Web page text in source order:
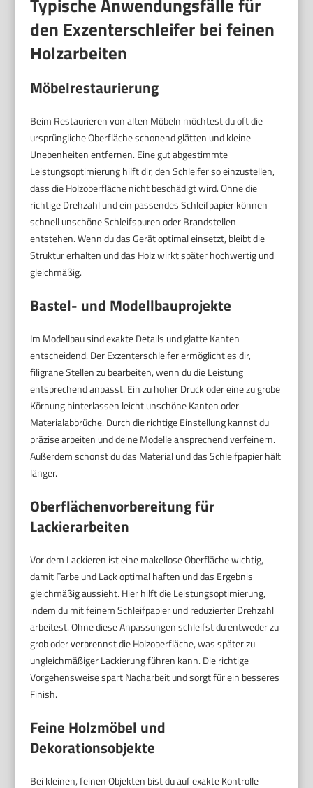
Typische Anwendungsfälle für
den Exzenterschleifer bei feinen
Holzarbeiten
Möbelrestaurierung
Beim Restaurieren von alten Möbeln möchtest du oft die
ursprüngliche Oberfläche schonend glätten und kleine
Unebenheiten entfernen. Eine gut abgestimmte
Leistungsoptimierung hilft dir, den Schleifer so einzustellen,
dass die Holzoberfläche nicht beschädigt wird. Ohne die
richtige Drehzahl und ein passendes Schleifpapier können
schnell unschöne Schleifspuren oder Brandstellen
entstehen. Wenn du das Gerät optimal einsetzt, bleibt die
Struktur erhalten und das Holz wirkt später hochwertig und
gleichmäßig.
Bastel- und Modellbauprojekte
Im Modellbau sind exakte Details und glatte Kanten
entscheidend. Der Exzenterschleifer ermöglicht es dir,
filigrane Stellen zu bearbeiten, wenn du die Leistung
entsprechend anpasst. Ein zu hoher Druck oder eine zu grobe
Körnung hinterlassen leicht unschöne Kanten oder
Materialabbrüche. Durch die richtige Einstellung kannst du
präzise arbeiten und deine Modelle ansprechend verfeinern.
Außerdem schonst du das Material und das Schleifpapier hält
länger.
Oberflächenvorbereitung für
Lackierarbeiten
Vor dem Lackieren ist eine makellose Oberfläche wichtig,
damit Farbe und Lack optimal haften und das Ergebnis
gleichmäßig aussieht. Hier hilft die Leistungsoptimierung,
indem du mit feinem Schleifpapier und reduzierter Drehzahl
arbeitest. Ohne diese Anpassungen schleifst du entweder zu
grob oder verbrennst die Holzoberfläche, was später zu
ungleichmäßiger Lackierung führen kann. Die richtige
Vorgehensweise spart Nacharbeit und sorgt für ein besseres
Finish.
Feine Holzmöbel und
Dekorationsobjekte
Bei kleinen, feinen Objekten bist du auf exakte Kontrolle